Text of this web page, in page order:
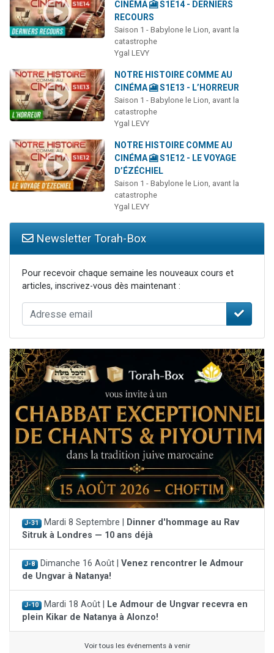
CINÉMA 🎦 S1E14 - DERNIERS
RECOURS
Saison 1 - Babylone le Lion, avant la
catastrophe
Ygal LEVY
NOTRE HISTOIRE COMME AU
CINÉMA 🎦 S1E13 - L’HORREUR
Saison 1 - Babylone le Lion, avant la
catastrophe
Ygal LEVY
NOTRE HISTOIRE COMME AU
CINÉMA 🎦 S1E12 - LE VOYAGE
D’ÉZÉCHIEL
Saison 1 - Babylone le Lion, avant la
catastrophe
Ygal LEVY
Newsletter Torah-Box
Pour recevoir chaque semaine les nouveaux cours et
articles, inscrivez-vous dès maintenant :
J-31 Mardi 8 Septembre |
Dinner d'hommage au Rav
Sitruk à Londres — 10 ans déjà
J-8 Dimanche 16 Août | Venez rencontrer le Admour
de Ungvar à Natanya!
J-10 Mardi 18 Août |
Le Admour de Ungvar recevra en
plein Kikar de Natanya à Alonzo!
Voir tous les événements à venir